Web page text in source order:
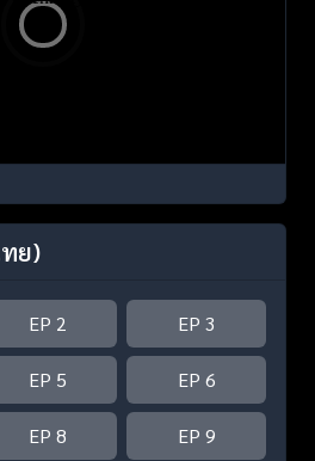
ย)
EP 2 EP 3
EP 5 EP 6
EP 8 EP 9